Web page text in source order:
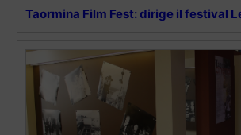
Taormina Film Fest: dirige il festival